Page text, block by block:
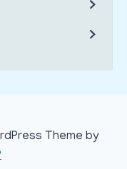
Theme by